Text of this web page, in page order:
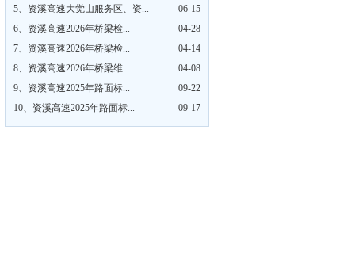
06-15
5、 资溪高速大觉山服务区、资...
04-28
6、 资溪高速2026年桥梁检...
04-14
7、 资溪高速2026年桥梁检...
04-08
8、 资溪高速2026年桥梁维...
09-22
9、 资溪高速2025年路面标...
09-17
10、 资溪高速2025年路面标...